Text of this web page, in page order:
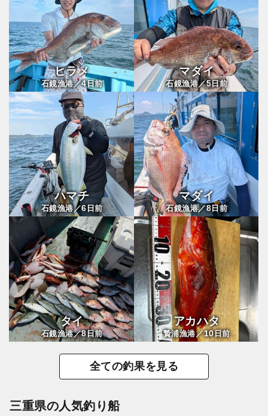
ヒラメ
石鏡漁港／4日前
マダイ
石鏡漁港／5日前
ハマチ
石鏡漁港／6 日前
マダイ
石鏡漁港／8 日前
タイ
石鏡漁港／8日前
アカハタ
贄浦漁港／10日前
全ての釣果を見る
三重県の人気釣り船